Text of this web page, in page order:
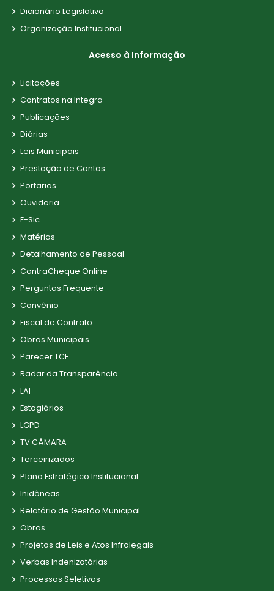
Dicionário Legislativo
Organização Institucional
Acesso à Informação
Licitações
Contratos na Integra
Publicações
Diárias
Leis Municipais
Prestação de Contas
Portarias
Ouvidoria
E-Sic
Matérias
Detalhamento de Pessoal
ContraCheque Online
Perguntas Frequente
Convênio
Fiscal de Contrato
Obras Municipais
Parecer TCE
Radar da Transparência
LAI
Estagiários
LGPD
TV CÂMARA
Terceirizados
Plano Estratégico Institucional
Inidôneas
Relatório de Gestão Municipal
Obras
Projetos de Leis e Atos Infralegais
Verbas Indenizatórias
Processos Seletivos